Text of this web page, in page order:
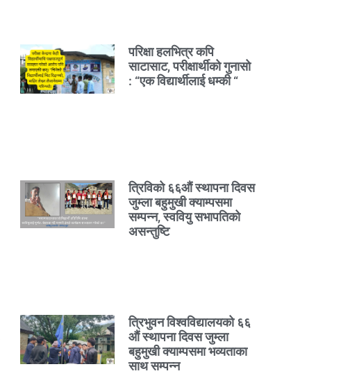
परिक्षा हलभित्र कपि
साटासाट, परीक्षार्थीको गुनासो
: “एक विद्यार्थीलाई धम्की “
त्रिविको ६६औं स्थापना दिवस
जुम्ला बहुमुखी क्याम्पसमा
सम्पन्न, स्ववियु सभापतिको
असन्तुष्टि
त्रिभुवन विश्वविद्यालयको ६६
औं स्थापना दिवस जुम्ला
बहुमुखी क्याम्पसमा भव्यताका
साथ सम्पन्न